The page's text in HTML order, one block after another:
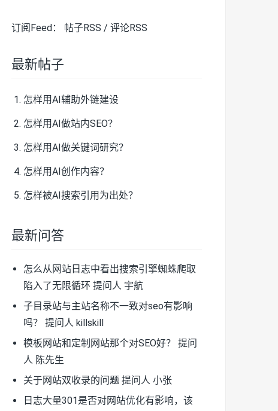
订阅Feed： 帖子RSS / 评论RSS
最新帖子
怎样用AI辅助外链建设
怎样用AI做站内SEO？
怎样用AI做关键词研究？
怎样用AI创作内容？
怎样被AI搜索引用为出处？
最新问答
怎么从网站日志中看出搜索引擎蜘蛛爬取
陷入了无限循环 提问人 宇航
子目录站与主站名称不一致对seo有影响
吗？
提问人 killskill
模板网站和定制网站那个对SEO好？
提问
人 陈先生
关于网站双收录的问题提问人 小张
日志大量301是否对网站优化有影响，该